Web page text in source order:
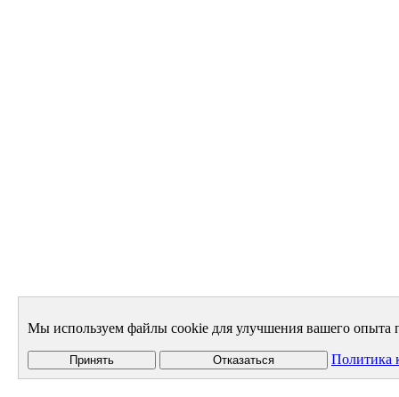
Мы используем файлы cookie для улучшения вашего опыта
Принять Отказаться Политика